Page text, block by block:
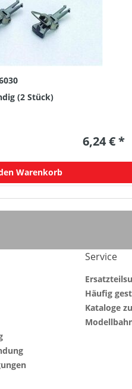
(2 Stück)
6,24 € *
Warenkorb
Service
Häufig
Kataloge